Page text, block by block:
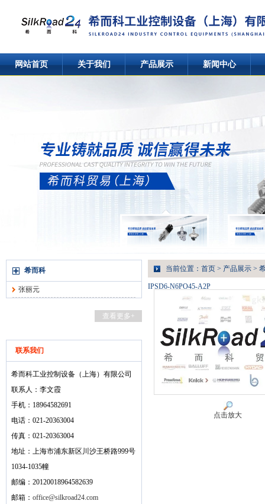
网站首页 关于我们 产品展示 新闻中心
希而科
张丽元
查看更多+
联系我们
希而科工业控制设备（上海）有限公司
联系人：李文霞
手机：18964582691
电话：021-20363004
传真：021-20363004
地址：上海市浦东新区川沙王桥路999号
1034-1035幢
邮编：20120018964582639
邮箱： office@silkroad24.com
当前位置： 首页 > 产品展示 >
IPSD6-N6PO45-A2P
点击放大